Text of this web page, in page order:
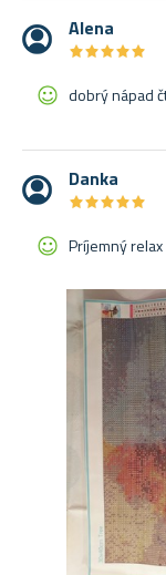
Alena
★★★★★
★★★★★
dobrý nápad
Danka
★★★★★
★★★★★
Príjemný